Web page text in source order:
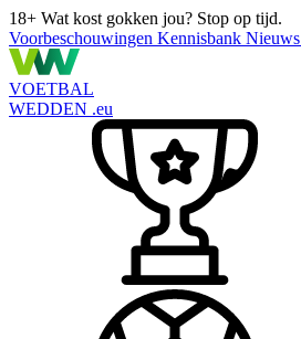
18+ Wat kost gokken jou? Stop op tijd.
Voorbeschouwingen Kennisbank Nieuws
VOETBAL
WEDDEN .eu